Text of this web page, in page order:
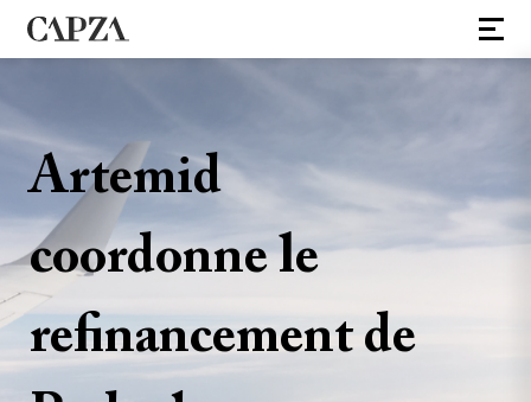
Artemid
coordonne le
refinancement de